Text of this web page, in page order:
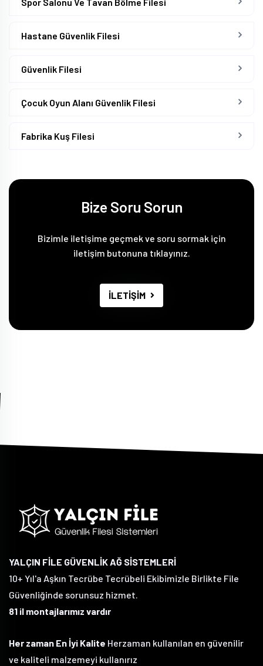
Hastane Güvenlik Filesi
Güvenlik Filesi
Çocuk Oyun Alanı Güvenlik Filesi
Fabrika Kuş Filesi
Bize Soru Sorun
Bizimle iletişime geçmek ve soru sormak için
iletişim butonuna tıklayınız.
İLETİŞİM
YALÇIN FİLE GÜVENLİK AĞ SİSTEMLERİ
10+ Yıl'a Aşkın Tecrübe Tecrübeli Ekibimizle Birlikte File
Güvenliğinde sorunsuz hizmet.
81 il montajlarımız vardır
Her zaman En İyi Kalite Herzaman kullanılan en güvenilir
ve kaliteli malzemeyi kullanırız